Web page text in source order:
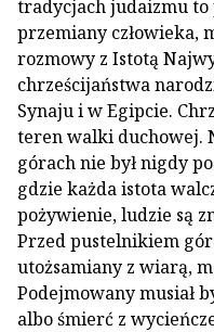
tradycjach judaizmu
przemiany człowieka,
rozmowy z Istotą
chrześcijaństwa
Synaju i w Egipcie.
teren walki duchowej.
górach nie był nigdy
gdzie każda istota
pożywienie, ludzie są
Przed pustelnikiem
utożsamiany z wiarą,
Podejmowany musiał
albo śmierć z